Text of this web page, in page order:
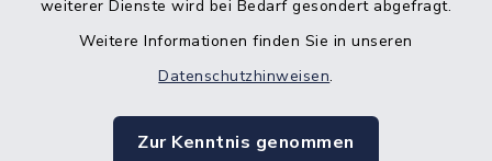
weiterer Dienste wird bei Bedarf gesondert abgefragt.
Weitere Informationen finden Sie in unseren
Datenschutzhinweisen.
Zur Kenntnis genommen
Kontakt